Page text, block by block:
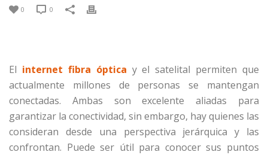
0 0
El internet fibra óptica y el satelital permiten que
actualmente millones de personas se mantengan
conectadas. Ambas son excelente aliadas para
garantizar la conectividad, sin embargo, hay quienes las
consideran desde una perspectiva jerárquica y las
confrontan. Puede ser útil para conocer sus puntos